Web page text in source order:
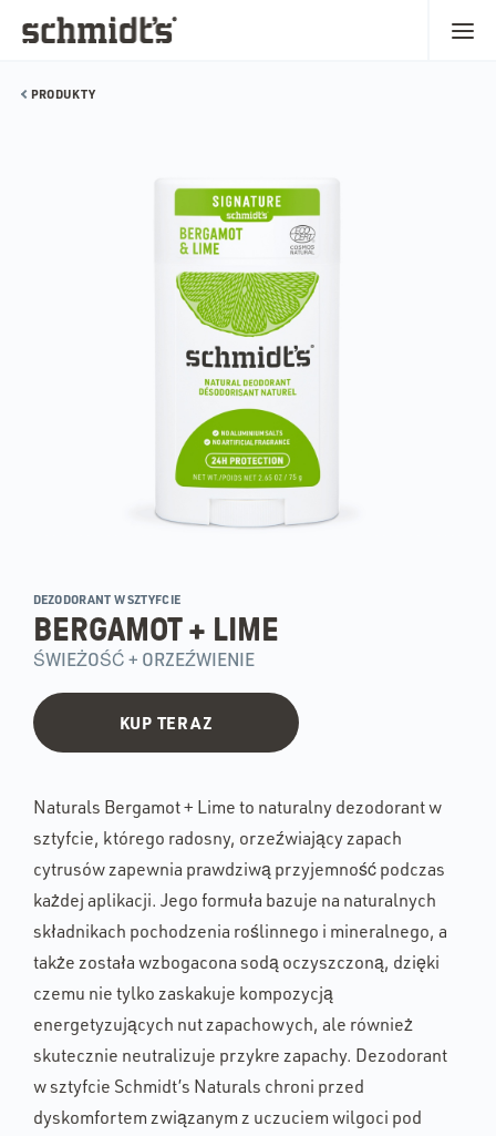
PRODUKTY
DEZODORANT W SZTYFCIE
BERGAMOT + LIME
ŚWIEŻOŚĆ + ORZEŹWIENIE
KUP TERAZ
Naturals Bergamot + Lime to naturalny dezodorant w
sztyfcie, którego radosny, orzeźwiający zapach
cytrusów zapewnia prawdziwą przyjemność podczas
każdej aplikacji. Jego formuła bazuje na naturalnych
składnikach pochodzenia roślinnego i mineralnego, a
także została wzbogacona sodą oczyszczoną, dzięki
czemu nie tylko zaskakuje kompozycją
energetyzujących nut zapachowych, ale również
skutecznie neutralizuje przykre zapachy. Dezodorant
w sztyfcie Schmidt’s Naturals chroni przed
dyskomfortem związanym z uczuciem wilgoci pod